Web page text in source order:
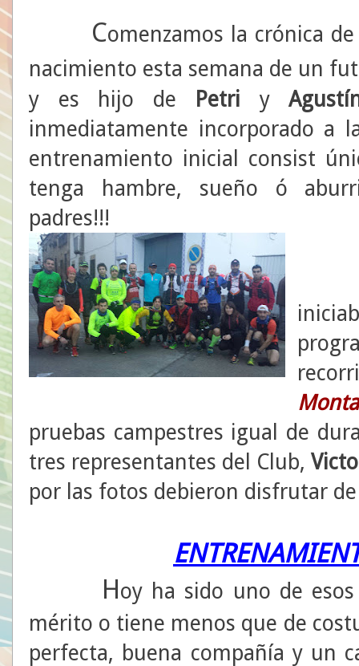
Comenzamos la crónica
nacimiento esta semana de un
y es hijo de
Petri y
inmediatamente incorporado a
entrenamiento inicial consist
tenga hambre, sueño ó
padres!!!
pruebas campestres igual de
tres representantes del Club,
por las fotos debieron disfrutar
Hoy ha sido uno de
mérito o tiene menos que de
perfecta, buena compañía y un